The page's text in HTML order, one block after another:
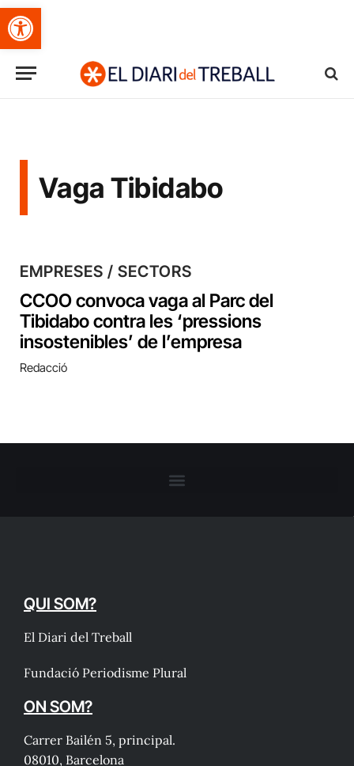
Obre la barra d'eines
Vaga Tibidabo
EMPRESES / SECTORS
CCOO convoca vaga al Parc del
Tibidabo contra les ‘pressions
insostenibles’ de l’empresa
Redacció
QUI SOM?
El Diari del Treball
Fundació Periodisme Plural
ON SOM?
Carrer Bailén 5, principal.
08010, Barcelona